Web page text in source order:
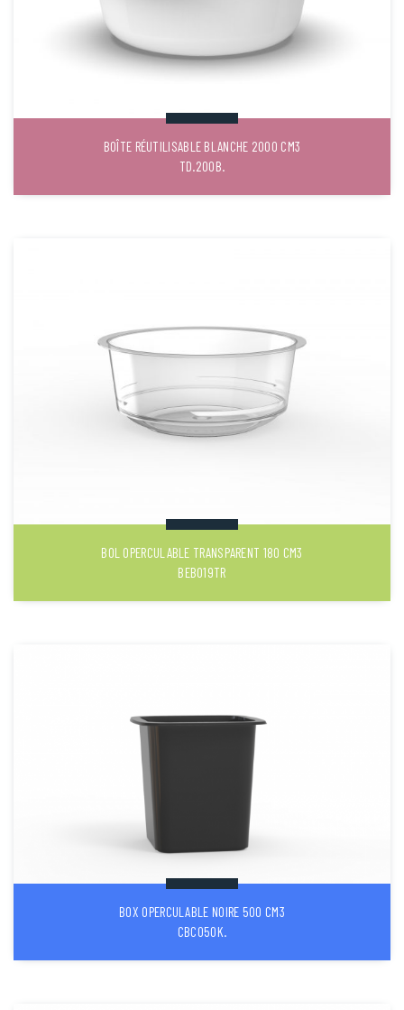
BOÎTE RÉUTILISABLE BLANCHE 2000 CM3
TD.200B.
BOL OPERCULABLE TRANSPARENT 180 CM3
BEB019TR
BOX OPERCULABLE NOIRE 500 CM3
CBC050K.